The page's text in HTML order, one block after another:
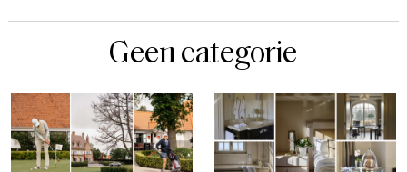
Geen categorie